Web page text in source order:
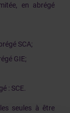
en abrégé
SCA;
GIE;
: SCE.
seules à être